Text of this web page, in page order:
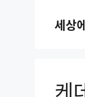
세상
케